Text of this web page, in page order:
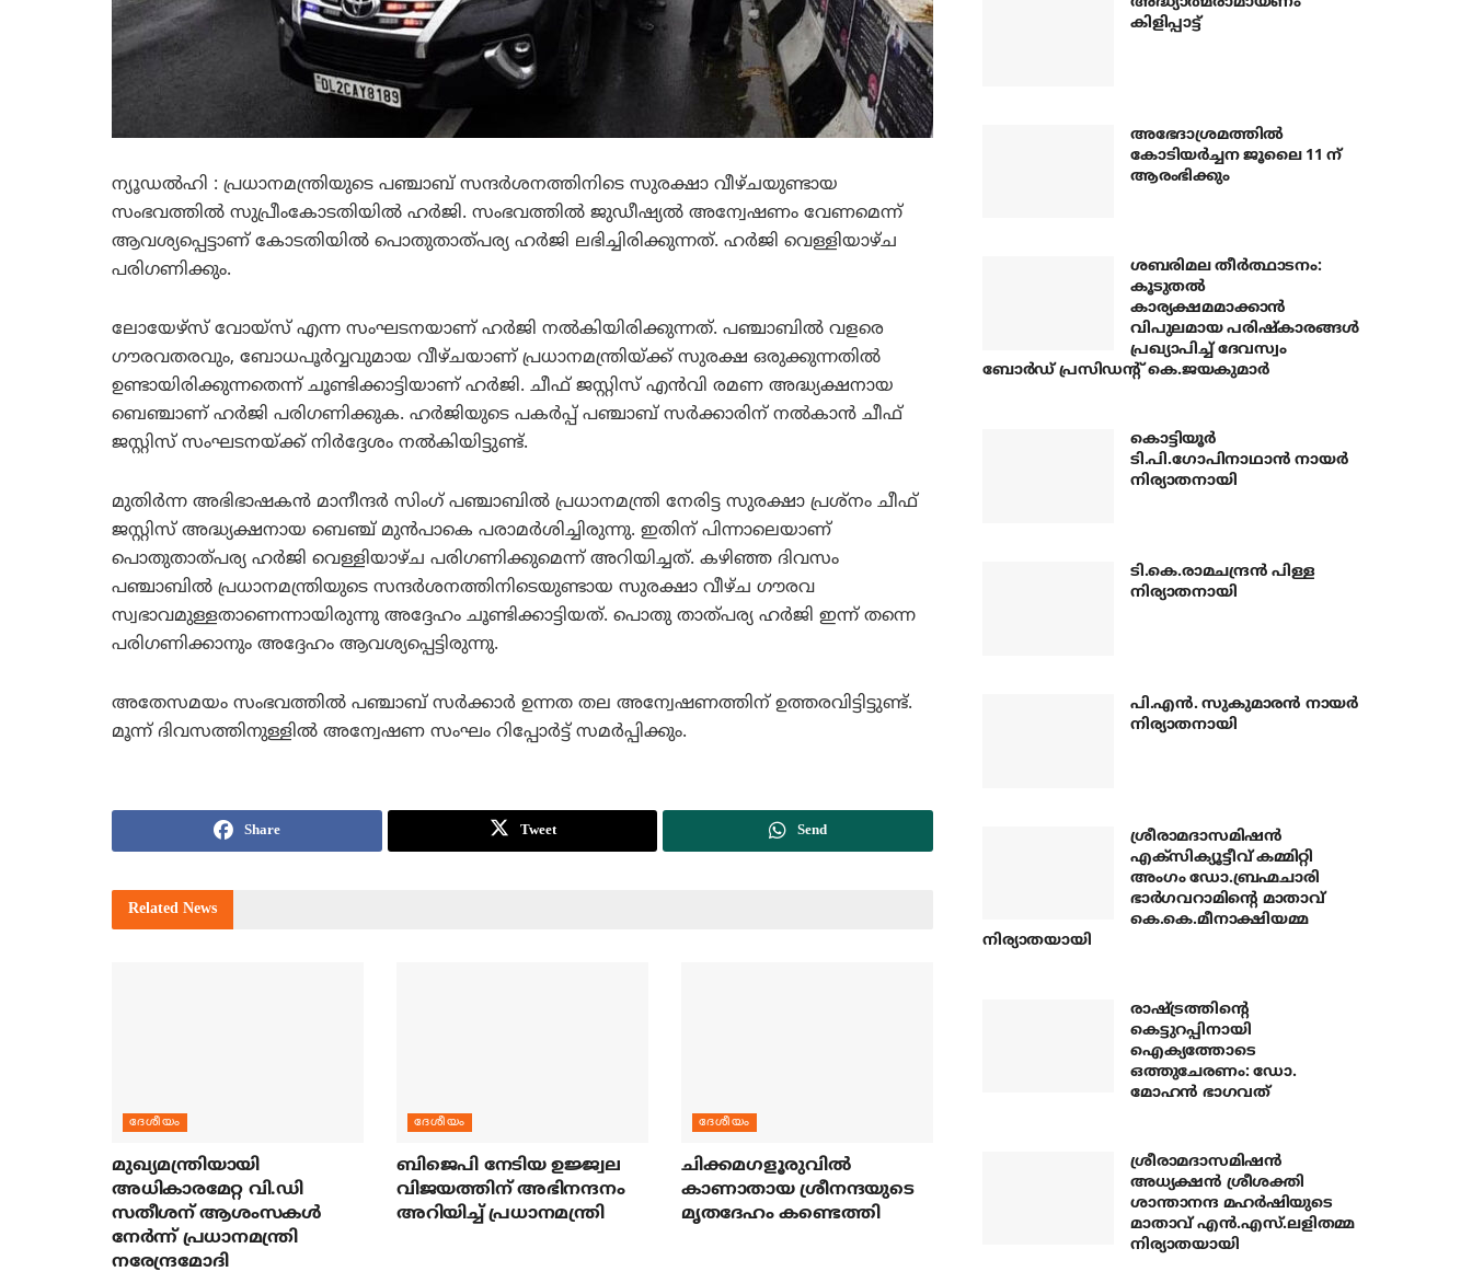
ന്യൂഡല്‍ഹി : പ്രധാനമന്ത്രിയുടെ പഞ്ചാബ് സന്ദര്‍ശനത്തിനിടെ സുരക്ഷാ വീഴ്ചയുണ്ടായ
സംഭവത്തില്‍ സുപ്രീംകോടതിയില്‍ ഹര്‍ജി. സംഭവത്തില്‍ ജുഡീഷ്യല്‍ അന്വേഷണം വേണമെന്ന്
ആവശ്യപ്പെട്ടാണ് കോടതിയില്‍ പൊതുതാത്പര്യ ഹര്‍ജി ലഭിച്ചിരിക്കുന്നത്. ഹര്‍ജി വെള്ളിയാഴ്ച
പരിഗണിക്കും.
ലോയേഴ്സ് വോയ്സ് എന്ന സംഘടനയാണ് ഹര്‍ജി നല്‍കിയിരിക്കുന്നത്. പഞ്ചാബില്‍ വളരെ
ഗൗരവതരവും, ബോധപൂര്‍വ്വവുമായ വീഴ്ചയാണ് പ്രധാനമന്ത്രിയ്ക്ക് സുരക്ഷ ഒരുക്കുന്നതില്‍
ഉണ്ടായിരിക്കുന്നതെന്ന് ചൂണ്ടിക്കാട്ടിയാണ് ഹര്‍ജി. ചീഫ് ജസ്റ്റിസ് എന്‍വി രമണ അദ്ധ്യക്ഷനായ
ബെഞ്ചാണ് ഹര്‍ജി പരിഗണിക്കുക. ഹര്‍ജിയുടെ പകര്‍പ്പ് പഞ്ചാബ് സര്‍ക്കാരിന് നല്‍കാന്‍ ചീഫ്
ജസ്റ്റിസ് സംഘടനയ്ക്ക് നിര്‍ദ്ദേശം നല്‍കിയിട്ടുണ്ട്.
മുതിര്‍ന്ന അഭിഭാഷകന്‍ മാനീന്ദര്‍ സിംഗ് പഞ്ചാബില്‍ പ്രധാനമന്ത്രി നേരിട്ട സുരക്ഷാ പ്രശ്നം ചീഫ്
ജസ്റ്റിസ് അദ്ധ്യക്ഷനായ ബെഞ്ച് മുന്‍പാകെ പരാമര്‍ശിച്ചിരുന്നു. ഇതിന് പിന്നാലെയാണ്
പൊതുതാത്പര്യ ഹര്‍ജി വെള്ളിയാഴ്ച പരിഗണിക്കുമെന്ന് അറിയിച്ചത്. കഴിഞ്ഞ ദിവസം
പഞ്ചാബില്‍ പ്രധാനമന്ത്രിയുടെ സന്ദര്‍ശനത്തിനിടെയുണ്ടായ സുരക്ഷാ വീഴ്ച ഗൗരവ
സ്വഭാവമുള്ളതാണെന്നായിരുന്നു അദ്ദേഹം ചൂണ്ടിക്കാട്ടിയത്. പൊതു താത്പര്യ ഹര്‍ജി ഇന്ന് തന്നെ
പരിഗണിക്കാനും അദ്ദേഹം ആവശ്യപ്പെട്ടിരുന്നു.
അതേസമയം സംഭവത്തില്‍ പഞ്ചാബ് സര്‍ക്കാര്‍ ഉന്നത തല അന്വേഷണത്തിന് ഉത്തരവിട്ടിട്ടുണ്ട്.
മൂന്ന് ദിവസത്തിനുള്ളില്‍ അന്വേഷണ സംഘം റിപ്പോര്‍ട്ട് സമര്‍പ്പിക്കും.
Share Tweet Send
Related News
ദേശീയം
മുഖ്യമന്ത്രിയായി
അധികാരമേറ്റ വി.ഡി
സതീശന് ആശംസകള്‍
നേര്‍ന്ന് പ്രധാനമന്ത്രി
നരേന്ദ്രമോദി
ദേശീയം
ബിജെപി നേടിയ ഉജ്ജ്വല
വിജയത്തിന് അഭിനന്ദനം
അറിയിച്ച് പ്രധാനമന്ത്രി
ദേശീയം
ചിക്കമഗളൂരുവില്‍
കാണാതായ ശ്രീനന്ദയുടെ
മൃതദേഹം കണ്ടെത്തി
കിളിപ്പാട്ട്
അഭേദാശ്രമത്തില്‍
കോടിയര്‍ച്ചന ജൂലൈ 11 ന്
ആരംഭിക്കും
ശബരിമല തീര്‍ത്ഥാടനം:
കൂടുതല്‍
കാര്യക്ഷമമാക്കാന്‍
വിപുലമായ പരിഷ്‌കാരങ്ങള്‍
പ്രഖ്യാപിച്ച് ദേവസ്വം
ബോര്‍ഡ് പ്രസിഡന്റ് കെ.ജയകുമാര്‍
കൊട്ടിയൂര്‍
ടി.പി.ഗോപിനാഥാന്‍ നായര്‍
നിര്യാതനായി
ടി.കെ.രാമചന്ദ്രന്‍ പിള്ള
നിര്യാതനായി
പി.എന്‍. സുകുമാരന്‍ നായര്‍
നിര്യാതനായി
ശ്രീരാമദാസമിഷന്‍
എക്‌സിക്യൂട്ടീവ് കമ്മിറ്റി
അംഗം ഡോ.ബ്രഹ്മചാരി
ഭാര്‍ഗവറാമിന്റെ മാതാവ്
കെ.കെ.മീനാക്ഷിയമ്മ
നിര്യാതയായി
രാഷ്ട്രത്തിന്റെ
കെട്ടുറപ്പിനായി
ഐക്യത്തോടെ
ഒത്തുചേരണം: ഡോ.
മോഹന്‍ ഭാഗവത്
ശ്രീരാമദാസമിഷന്‍
അധ്യക്ഷന്‍ ശ്രീശക്തി
ശാന്താനന്ദ മഹര്‍ഷിയുടെ
മാതാവ് എന്‍.എസ്.ലളിതമ്മ
നിര്യാതയായി